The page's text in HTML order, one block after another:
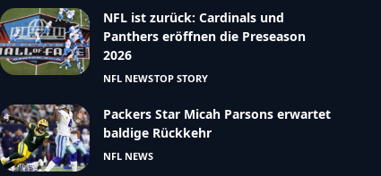
NFL ist zurück: Cardinals und
Panthers eröffnen die Preseason
2026
NFL NEWSTOP STORY
Packers Star Micah Parsons erwartet
baldige Rückkehr
NFL NEWS